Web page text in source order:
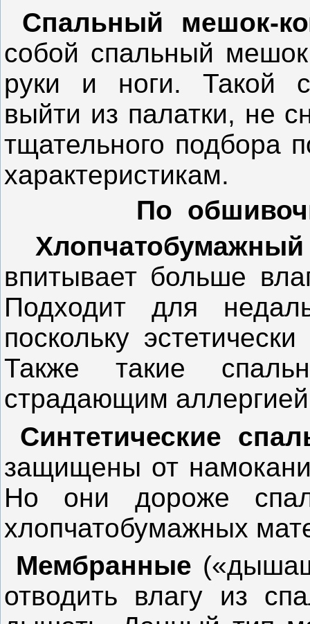
Спальный мешок-
собой спальный
руки и ноги. Такой
выйти из палатки, не
тщательного подбора
характеристикам.
По
Хлопчатобумажный
впитывает больше
Подходит для
поскольку
Также такие
страдающим аллергией
Синтетические
защищены от
Но они дороже
хлопчатобумажных
Мембранные
отводить влагу из